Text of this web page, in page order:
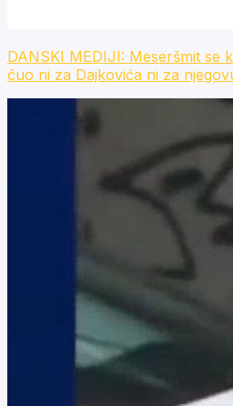
DANSKI MEDIJI: Meseršmit se
čuo ni za Dajkovića ni za